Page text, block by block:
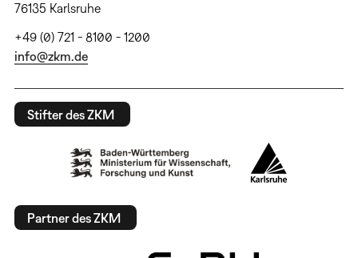
76135 Karlsruhe
+49 (0) 721 - 8100 - 1200
info@zkm.de
Stifter des ZKM
Partner des ZKM